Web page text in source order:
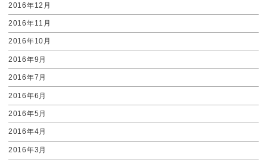
2016年12月
2016年11月
2016年10月
2016年9月
2016年7月
2016年6月
2016年5月
2016年4月
2016年3月